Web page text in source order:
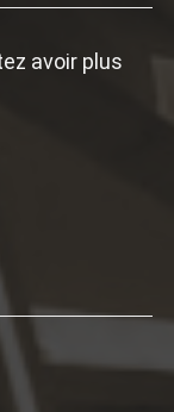
avoir plus